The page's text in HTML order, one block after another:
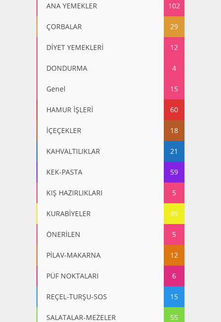
ANA YEMEKLER 102
ÇORBALAR 29
DİYET YEMEKLERİ 12
DONDURMA 4
Genel 15
HAMUR İŞLERİ 60
İÇEÇEKLER 18
KAHVALTILIKLAR 21
KEK-PASTA 59
KIŞ HAZIRLIKLARI 5
KURABİYELER 49
ÖNERİLEN 5
PİLAV-MAKARNA 12
PÜF NOKTALARI 6
REÇEL-TURŞU-SOS 15
SALATALAR-MEZELER 55